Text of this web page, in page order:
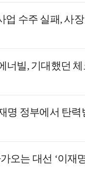
업 수주 실패, 사
너빌, 기대했던
명 정부에서 탄력
는 대선 ‘이재